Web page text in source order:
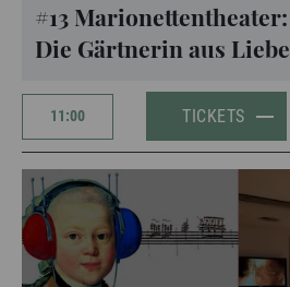
#13 Marionettentheater:
Die Gärtnerin aus Liebe
11:00 TICKETS